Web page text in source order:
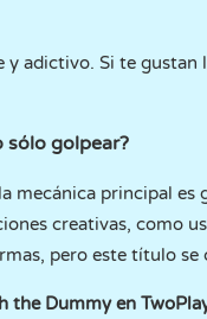
adictivo. Si te
sólo golpear?
mecánica principal es
creativas, como
pero este título
the Dummy en